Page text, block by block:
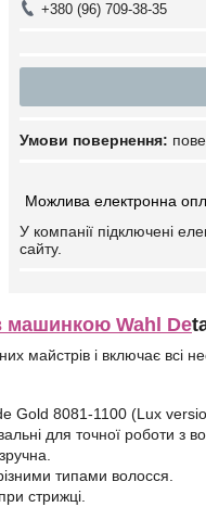
+380 (96) 709-38-35
У компанії підключені
сайту.
машинкою Wahl De
майстрів і включає всі
Gold 8081-1100 (Lux
для точної роботи з
типами волосся.
стрижці.